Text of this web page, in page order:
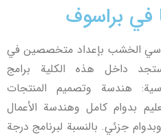
في براسوف
الخشب بإعداد متخصصين في
داخل هذه الكلية برامج
هندسة وتصميم المنتجات
بدوام كامل وهندسة الأعمال
جزئي. بالنسبة لبرنامج درجة